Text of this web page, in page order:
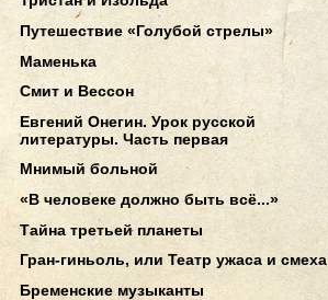
Путешествие «Голубой стрелы»
Маменька
Смит и Вессон
Евгений Онегин. Урок русской
литературы. Часть первая
Мнимый больной
«В человеке должно быть всё...»
Тайна третьей планеты
Гран-гиньоль, или Театр ужаса и смеха
Бременские музыканты